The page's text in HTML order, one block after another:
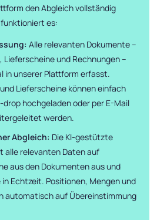
den Abgleich vollständig
es:
Alle relevanten Dokumente –
Lieferscheine und Rechnungen –
in unserer Plattform erfasst.
Lieferscheine können einfach
drop hochgeladen oder per E-Mail
werden.
Abgleich: Die KI-gestützte
alle relevanten Daten auf
aus den Dokumenten aus und
Echtzeit. Positionen, Mengen und
automatisch auf Übereinstimmung